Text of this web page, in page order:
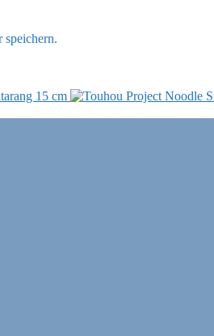
speichern.
15 cm